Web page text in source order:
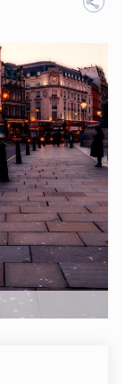
AUTORI CURATORI
NOI
CONTATTI